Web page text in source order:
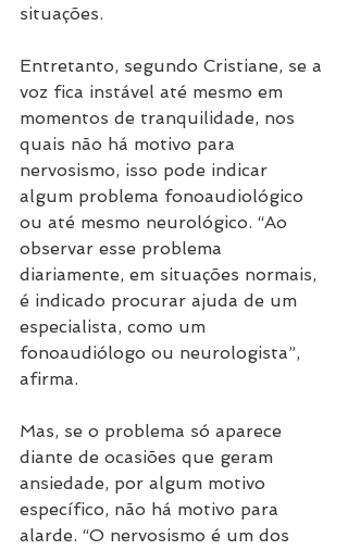
situações.
Entretanto, segundo Cristiane, se a
voz fica instável até mesmo em
momentos de tranquilidade, nos
quais não há motivo para
nervosismo, isso pode indicar
algum problema fonoaudiológico
ou até mesmo neurológico. “Ao
observar esse problema
diariamente, em situações normais,
é indicado procurar ajuda de um
especialista, como um
fonoaudiólogo ou neurologista”,
afirma.
Mas, se o problema só aparece
diante de ocasiões que geram
ansiedade, por algum motivo
específico, não há motivo para
alarde. “O nervosismo é um dos